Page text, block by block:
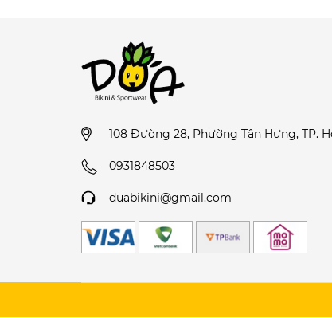
108 Đường 28, Phường Tân Hưng, TP.
0931848503
duabikini@gmail.com